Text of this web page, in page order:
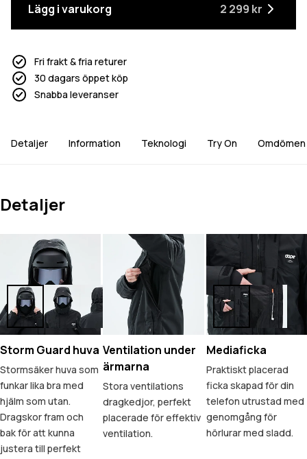
Lägg i varukorg 2 299 kr
Fri frakt & fria returer
30 dagars öppet köp
Snabba leveranser
Detaljer Information Teknologi Try On Omdömen
Detaljer
Storm Guard huva
Stormsäker huva som
funkar lika bra med
hjälm som utan.
Dragskor fram och
bak för att kunna
justera till perfekt
Ventilation under
ärmarna
Stora ventilations
dragkedjor, perfekt
placerade för effektiv
ventilation.
Mediaficka
Praktiskt placerad
ficka skapad för din
telefon utrustad med
genomgång för
hörlurar med sladd.